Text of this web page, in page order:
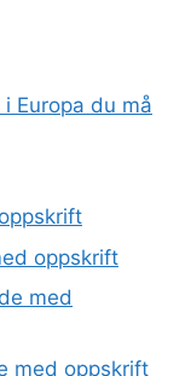
Europa du må
oppskrift
med
med oppskrift